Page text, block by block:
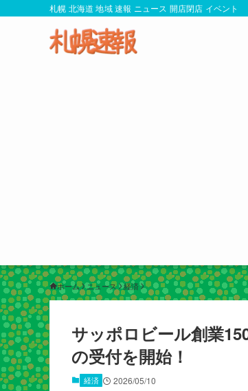
札幌 北海道 地域 速報 ニュース 開店閉店 イベント
ホーム ニュース 経済
サッポロビール創業
の受付を開始！
経済 2026/05/10